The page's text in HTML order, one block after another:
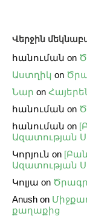
Վերջին
հանուման on
Աստղիկ on
Նար on
հանուման on
հանուման on
Ազատության
Կորյուն on
Ազատության
Կոլյա on
Anush on
քաղաքից